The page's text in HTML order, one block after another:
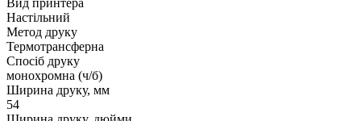
Настільний
Метод друку
Термотрансферна
Спосіб друку
монохромна (ч/б)
Ширина друку, мм
54